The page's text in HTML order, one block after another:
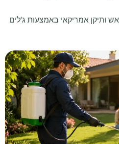
אש ותיקן אמריקאי באמצעות ג'לים